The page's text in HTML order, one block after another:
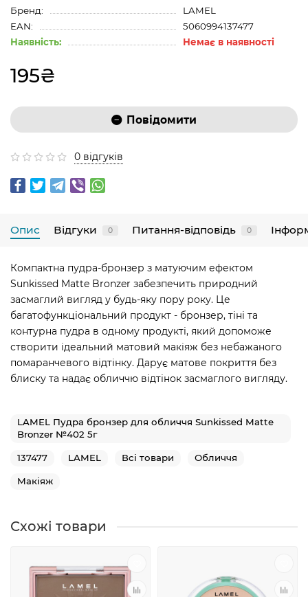
Бренд:
LAMEL
EAN:
5060994137477
Наявність:
Немає в наявності
195₴
Повідомити
0 відгуків
Опис Відгуки 0 Питання-відповідь 0
Компактна пудра-бронзер з матуючим ефектом
Sunkissed Matte Bronzer забезпечить природний
засмаглий вигляд у будь-яку пору року. Це
багатофункціональний продукт - бронзер, тіні та
контурна пудра в одному продукті, який допоможе
створити ідеальний матовий макіяж без небажаного
помаранчевого відтінку. Дарує матове покриття без
блиску та надає обличчю відтінок засмаглого вигляду.
LAMEL Пудра бронзер для обличчя Sunkissed Matte
Bronzer №402 5г
137477 LAMEL Всі товари Обличчя
Макіяж
Схожі товари